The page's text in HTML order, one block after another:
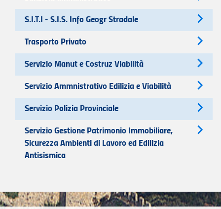
S.I.T.I - S.I.S. Info Geogr Stradale
Trasporto Privato
Servizio Manut e Costruz Viabilità
Servizio Ammnistrativo Edilizia e Viabilità
Servizio Polizia Provinciale
Servizio Gestione Patrimonio Immobiliare,
Sicurezza Ambienti di Lavoro ed Edilizia
Antisismica